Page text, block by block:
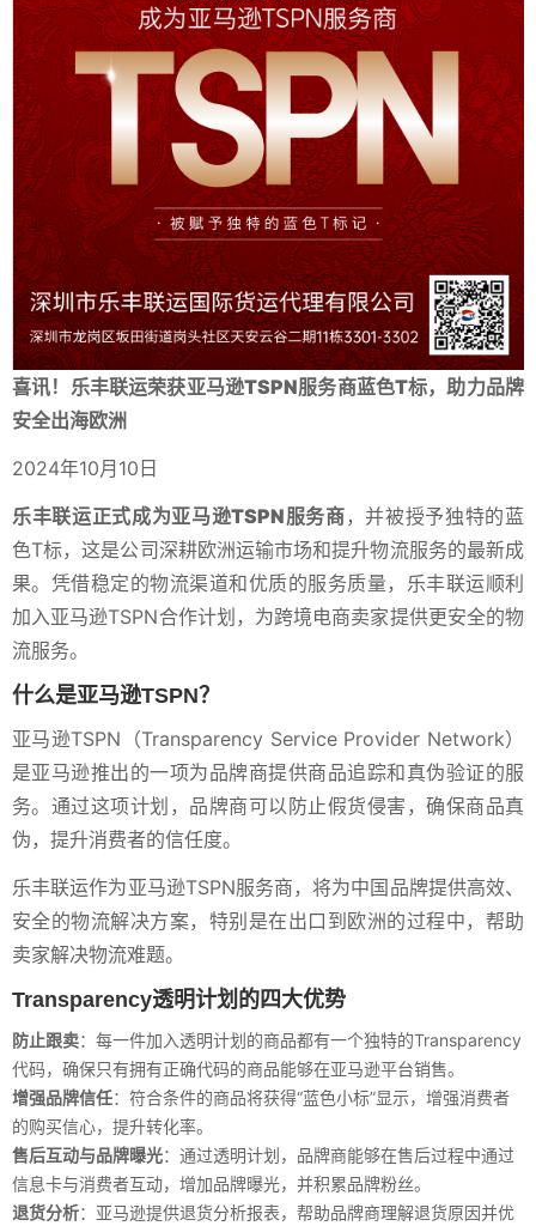
喜讯！乐丰联运荣获亚马逊TSPN服务商蓝色T标，助力品牌
安全出海欧洲
2024年10月10日
乐丰联运正式成为亚马逊TSPN服务商 ，并被授予独特的蓝
色T标，这是公司深耕欧洲运输市场和提升物流服务的最新成
果。凭借稳定的物流渠道和优质的服务质量，乐丰联运顺利
加入亚马逊TSPN合作计划，为跨境电商卖家提供更安全的物
流服务。
什么是亚马逊TSPN？
亚马逊TSPN（Transparency Service Provider Network）
是亚马逊推出的一项为品牌商提供商品追踪和真伪验证的服
务。通过这项计划，品牌商可以防止假货侵害，确保商品真
伪，提升消费者的信任度。
乐丰联运作为亚马逊TSPN服务商，将为中国品牌提供高效、
安全的物流解决方案，特别是在出口到欧洲的过程中，帮助
卖家解决物流难题。
Transparency透明计划的四大优势
防止跟卖：每一件加入透明计划的商品都有一个独特的Transparency
代码，确保只有拥有正确代码的商品能够在亚马逊平台销售。
增强品牌信任：符合条件的商品将获得“蓝色小标”显示，增强消费者
的购买信心，提升转化率。
售后互动与品牌曝光：通过透明计划，品牌商能够在售后过程中通过
信息卡与消费者互动，增加品牌曝光，并积累品牌粉丝。
退货分析：亚马逊提供退货分析报表，帮助品牌商理解退货原因并优